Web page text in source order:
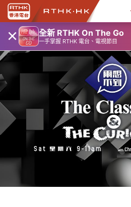
× 全新 RTHK On The Go
一手掌握 RTHK 電台、電視節目